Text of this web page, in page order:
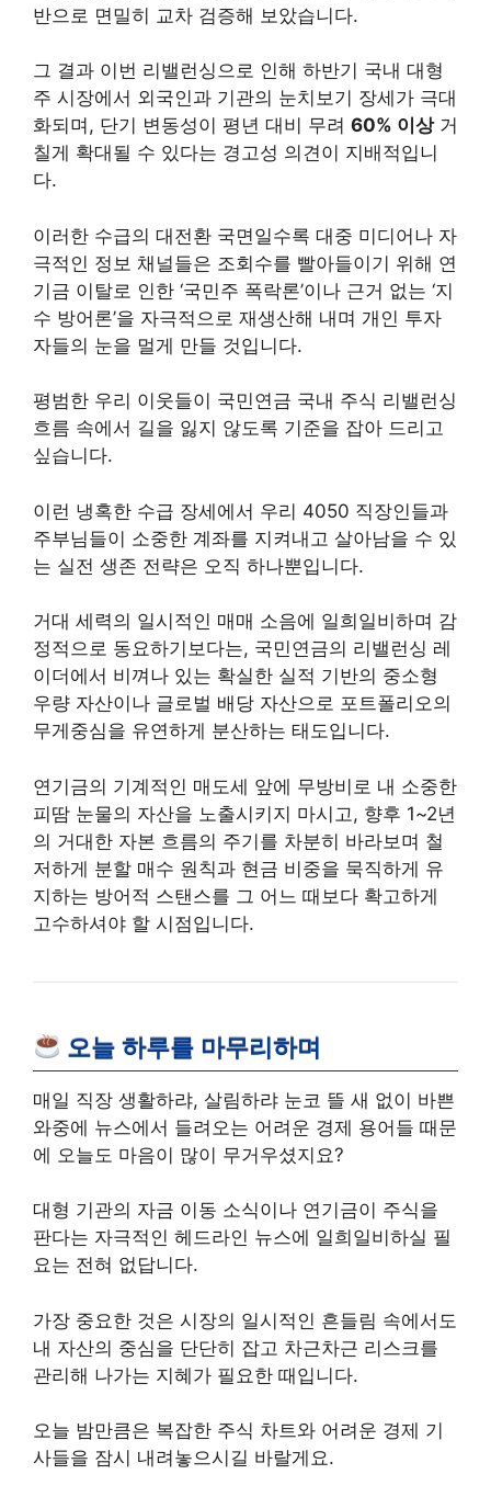
반으로 면밀히 교차 검증해 보았습니다.
그 결과 이번 리밸런싱으로 인해 하반기 국내 대형
주 시장에서 외국인과 기관의 눈치보기 장세가 극대
화되며, 단기 변동성이 평년 대비 무려 60% 이상거
칠게 확대될 수 있다는 경고성 의견이 지배적입니
다.
이러한 수급의 대전환 국면일수록 대중 미디어나 자
극적인 정보 채널들은 조회수를 빨아들이기 위해 연
기금 이탈로 인한 ‘국민주 폭락론’이나 근거 없는 ‘지
수 방어론’을 자극적으로 재생산해 내며 개인 투자
자들의 눈을 멀게 만들 것입니다.
평범한 우리 이웃들이 국민연금 국내 주식 리밸런싱
흐름 속에서 길을 잃지 않도록 기준을 잡아 드리고
싶습니다.
이런 냉혹한 수급 장세에서 우리 4050 직장인들과
주부님들이 소중한 계좌를 지켜내고 살아남을 수 있
는 실전 생존 전략은 오직 하나뿐입니다.
거대 세력의 일시적인 매매 소음에 일희일비하며 감
정적으로 동요하기보다는, 국민연금의 리밸런싱 레
이더에서 비껴나 있는 확실한 실적 기반의 중소형
우량 자산이나 글로벌 배당 자산으로 포트폴리오의
무게중심을 유연하게 분산하는 태도입니다.
연기금의 기계적인 매도세 앞에 무방비로 내 소중한
피땀 눈물의 자산을 노출시키지 마시고, 향후 1~2년
의 거대한 자본 흐름의 주기를 차분히 바라보며 철
저하게 분할 매수 원칙과 현금 비중을 묵직하게 유
지하는 방어적 스탠스를 그 어느 때보다 확고하게
고수하셔야 할 시점입니다.
오늘 하루를 마무리하며
매일 직장 생활하랴, 살림하랴 눈코 뜰 새 없이 바쁜
와중에 뉴스에서 들려오는 어려운 경제 용어들 때문
에 오늘도 마음이 많이 무거우셨지요?
대형 기관의 자금 이동 소식이나 연기금이 주식을
판다는 자극적인 헤드라인 뉴스에 일희일비하실 필
요는 전혀 없답니다.
가장 중요한 것은 시장의 일시적인 흔들림 속에서도
내 자산의 중심을 단단히 잡고 차근차근 리스크를
관리해 나가는 지혜가 필요한 때입니다.
오늘 밤만큼은 복잡한 주식 차트와 어려운 경제 기
사들을 잠시 내려놓으시길 바랄게요.